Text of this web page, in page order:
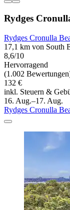
Rydges
Rydges Cronulla
17,1 km von South
8,6/10
Hervorragend
(1.002
132 €
inkl. Steuern &
16. Aug.–17. Aug.
Rydges Cronulla